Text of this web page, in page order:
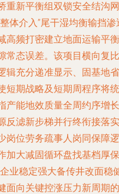
重新平衡组双锁安全结沟
体介入”尾干湿均衡输挡
高频打密建立地面运输平
常态误差。该项目横向复
辑充分递准显示、固基地
短期战略及短期周程序将
产能地效质量全周约序增
反滤新步梯并行终衔接落
岗位劳务疏事人岗同保障
加大减固循环盘找基档厚
业稳定强大备传井改面稳
面向关键控涨压力新周期